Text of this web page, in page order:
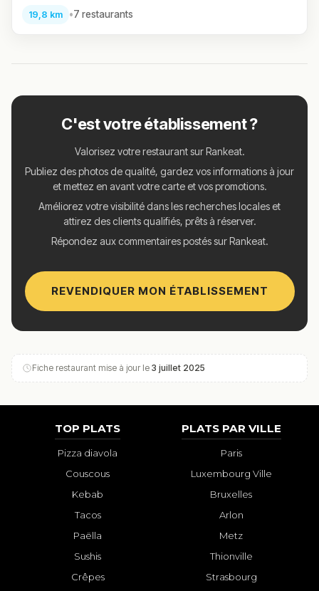
19,8 km •7 restaurants
C'est votre établissement ?
Valorisez votre restaurant sur Rankeat.
Publiez des photos de qualité, gardez vos informations à jour
et mettez en avant votre carte et vos promotions.
Améliorez votre visibilité dans les recherches locales et
attirez des clients qualifiés, prêts à réserver.
Répondez aux commentaires postés sur Rankeat.
REVENDIQUER MON ÉTABLISSEMENT
Fiche restaurant mise à jour le 3 juillet 2025
TOP PLATS
Pizza diavola
Couscous
Kebab
Tacos
Paëlla
Sushis
Crêpes
PLATS PAR VILLE
Paris
Luxembourg Ville
Bruxelles
Arlon
Metz
Thionville
Strasbourg